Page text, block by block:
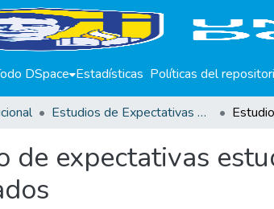
DSpace Estadísticas Políticas del
Estudios de Expectativas Estudiantiles
de expectativas